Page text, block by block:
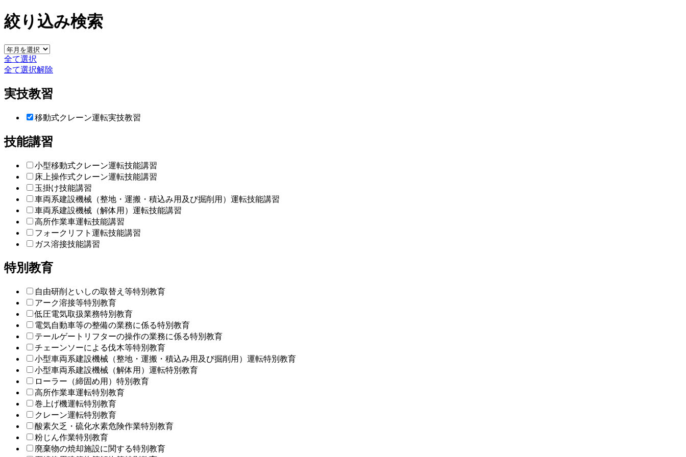
絞り込み検索
全て選択
全て選択解除
実技教習
移動式クレーン運転実技教習
技能講習
小型移動式クレーン運転技能講習
床上操作式クレーン運転技能講習
玉掛け技能講習
車両系建設機械（整地・運搬・積込み用及び掘削用）運転技能講習
車両系建設機械（解体用）運転技能講習
高所作業車運転技能講習
フォークリフト運転技能講習
ガス溶接技能講習
特別教育
自由研削といしの取替え等特別教育
アーク溶接等特別教育
低圧電気取扱業務特別教育
電気自動車等の整備の業務に係る特別教育
テールゲートリフターの操作の業務に係る特別教育
チェーンソーによる伐木等特別教育
小型車両系建設機械（整地・運搬・積込み用及び掘削用）運転特別教育
小型車両系建設機械（解体用）運転特別教育
ローラー（締固め用）特別教育
高所作業車運転特別教育
巻上げ機運転特別教育
クレーン運転特別教育
酸素欠乏・硫化水素危険作業特別教育
粉じん作業特別教育
廃棄物の焼却施設に関する特別教育